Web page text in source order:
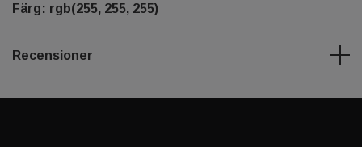
Färg: rgb(255, 255, 255)
Recensioner